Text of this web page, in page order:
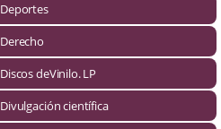
Deportes
Derecho
Discos deVinilo. LP
Divulgación científica